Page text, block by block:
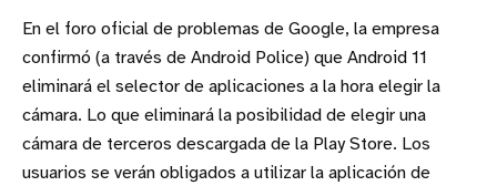
En el foro oficial de problemas de Google, la empresa
confirmó (a través de Android Police) que Android 11
eliminará el selector de aplicaciones a la hora elegir la
cámara. Lo que eliminará la posibilidad de elegir una
cámara de terceros descargada de la Play Store. Los
usuarios se verán obligados a utilizar la aplicación de